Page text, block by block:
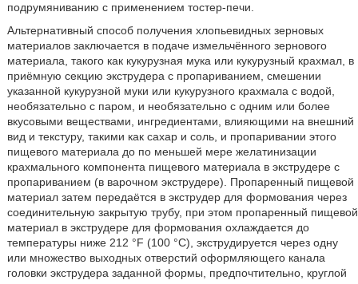
подрумяниванию с применением тостер-печи.
Альтернативный способ получения хлопьевидных зерновых
материалов заключается в подаче измельчённого зернового
материала, такого как кукурузная мука или кукурузный крахмал, в
приёмную секцию экструдера с пропариванием, смешении
указанной кукурузной муки или кукурузного крахмала с водой,
необязательно с паром, и необязательно с одним или более
вкусовыми веществами, ингредиентами, влияющими на внешний
вид и текстуру, такими как сахар и соль, и пропаривании этого
пищевого материала до по меньшей мере желатинизации
крахмального компонента пищевого материала в экструдере с
пропариванием (в варочном экструдере). Пропаренный пищевой
материал затем передаётся в экструдер для формования через
соединительную закрытую трубу, при этом пропаренный пищевой
материал в экструдере для формования охлаждается до
температуры ниже 212 °F (100 °С), экструдируется через одну
или множество выходных отверстий оформляющего канала
головки экструдера заданной формы, предпочтительно, круглой